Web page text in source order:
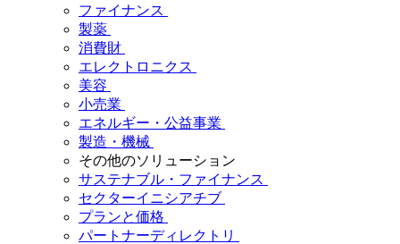
ファイナンス
製薬
消費財
エレクトロニクス
美容
小売業
エネルギー・公益事業
製造・機械
その他のソリューション
サステナブル・ファイナンス
セクターイニシアチブ
プランと価格
パートナーディレクトリ